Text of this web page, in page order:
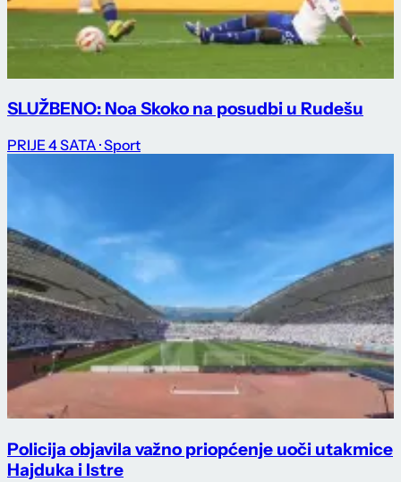
SLUŽBENO: Noa Skoko na posudbi u Rudešu
PRIJE 4 SATA · Sport
Policija objavila važno priopćenje uoči utakmice
Hajduka i Istre